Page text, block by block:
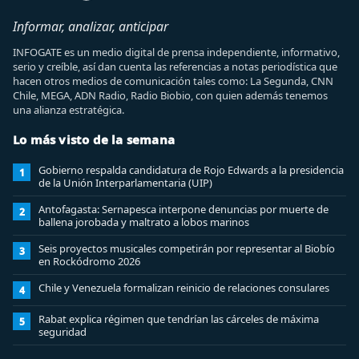
Informar, analizar, anticipar
INFOGATE es un medio digital de prensa independiente, informativo,
serio y creíble, así dan cuenta las referencias a notas periodística que
hacen otros medios de comunicación tales como: La Segunda, CNN
Chile, MEGA, ADN Radio, Radio Biobio, con quien además tenemos
una alianza estratégica.
Lo más visto de la semana
1
Gobierno respalda candidatura de Rojo Edwards a la presidencia
de la Unión Interparlamentaria (UIP)
2
Antofagasta: Sernapesca interpone denuncias por muerte de
ballena jorobada y maltrato a lobos marinos
3
Seis proyectos musicales competirán por representar al Biobío
en Rockódromo 2026
4 Chile y Venezuela formalizan reinicio de relaciones consulares
5
Rabat explica régimen que tendrían las cárceles de máxima
seguridad